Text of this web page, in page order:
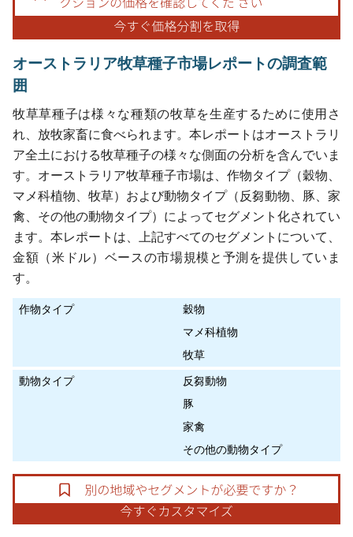
オーストラリア牧草種子市場レポートの調査範
囲
牧草草種子は様々な種類の牧草を生産するために使用さ
れ、放牧家畜に食べられます。本レポートはオーストラリ
ア全土における牧草種子の様々な側面の分析を含んでいま
す。オーストラリア牧草種子市場は、作物タイプ（穀物、
マメ科植物、牧草）および動物タイプ（反芻動物、豚、家
禽、その他の動物タイプ）によってセグメント化されてい
ます。本レポートは、上記すべてのセグメントについて、
金額（米ドル）ベースの市場規模と予測を提供していま
す。
作物タイプ
穀物
マメ科植物
牧草
動物タイプ
反芻動物
豚
家禽
その他の動物タイプ